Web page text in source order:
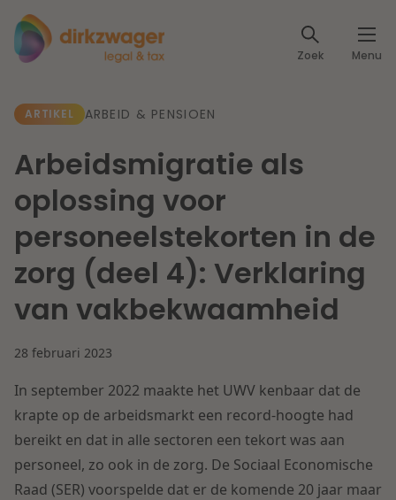
Zoek Menu
Expertises
Fiscaal
Arbeid & Pensioen
IT & Privacy
IE & Innovatie
Herstructurering & Insolventie
Energie
Artikelen
Klantcases
Events
Specialisten
Over ons
Internationale partners
Nieuws
Werken bij
Contact
Nederlands
ARTIKEL ARBEID & PENSIOEN
Arbeidsmigratie als
oplossing voor
personeelstekorten in de
zorg (deel 4): Verklaring
van vakbekwaamheid
28 februari 2023
In september 2022 maakte het UWV kenbaar dat de
krapte op de arbeidsmarkt een record-hoogte had
bereikt en dat in alle sectoren een tekort was aan
personeel, zo ook in de zorg. De Sociaal Economische
Raad (SER) voorspelde dat er de komende 20 jaar maar